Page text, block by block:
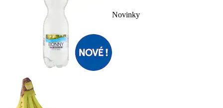
Novinky